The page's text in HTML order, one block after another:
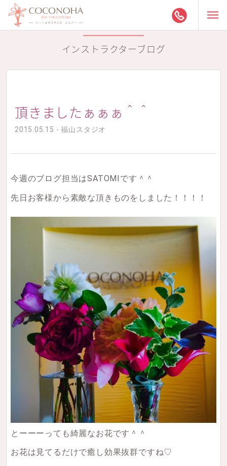
インストラクターブログ
頂きましたぁぁぁ＾＾
2015.05.15 - 福山スタジオ
今週のブログ担当はSATOMIです＾＾
先日お客様から素敵な頂きものをしました！！！！
とーーーっても綺麗なお花です＾＾
お花は見てるだけで癒し効果抜群ですね♡